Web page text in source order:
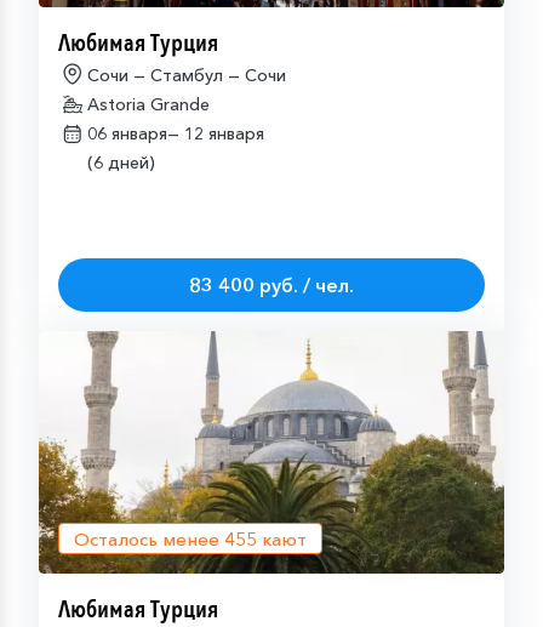
Любимая Турция
Сочи — Стамбул — Сочи
Astoria Grande
06 января— 12 января
(6 дней)
83 400 руб. / чел.
Осталось менее 455 кают
Любимая Турция